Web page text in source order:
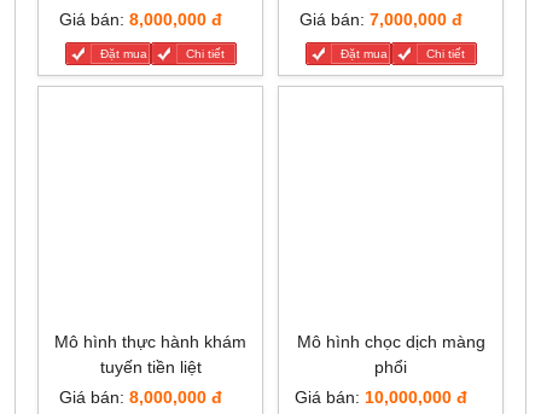
Giá bán: 8,000,000 đ
Đặt mua Chi tiết
Giá bán: 7,000,000 đ
Đặt mua Chi tiết
Mô hình thực hành khám
tuyến tiền liệt
Giá bán: 8,000,000 đ
Mô hình chọc dịch màng
phổi
Giá bán: 10,000,000 đ